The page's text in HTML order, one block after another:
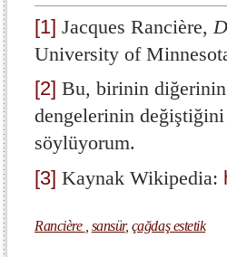
[1] Jacques Rancière,
University of
[2] Bu, birinin diğerinin
dengelerinin
söylüyorum.
[3] Kaynak Wikipedia:
Rancière , sansür, çağdaş estetik